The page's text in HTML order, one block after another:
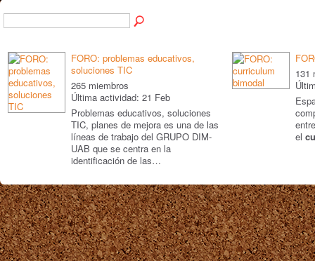
FORO: problemas educativos,
soluciones TIC
265 miembros
Última actividad: 21 Feb
Problemas educativos, soluciones
TIC, planes de mejora es una de las
líneas de trabajo del GRUPO DIM-
UAB que se centra en la
identificación de las…
131
el